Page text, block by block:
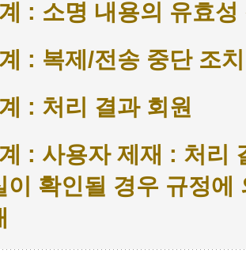
: 소명 내용의 유효성
: 복제/전송 중단 조
: 처리 결과 회원
: 사용자 제재 : 처리
이 확인될 경우 규정에